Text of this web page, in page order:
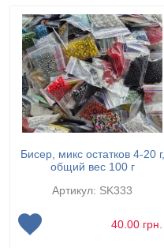
Бисер, микс остатков 4-20 г,
общий вес 100 г
Артикул: SK333
40.00 грн.